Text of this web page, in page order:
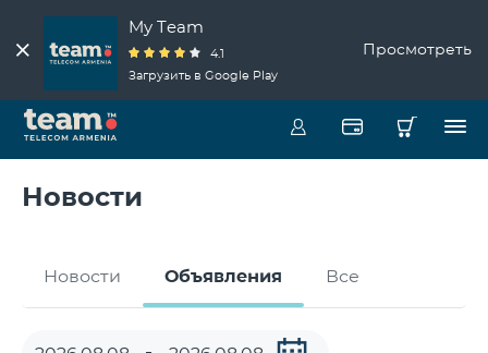
My Team
4.1
Загрузить в Google Play
Просмотреть
Новости
Новости Объявления Все